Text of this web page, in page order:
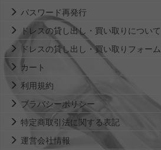
パスワード再発行
ドレスの貸し出し・買い取りについて
ドレスの貸し出し・買い取りフォーム
カート
利用規約
プラバシーポリシー
特定商取引法に関する表記
運営会社情報